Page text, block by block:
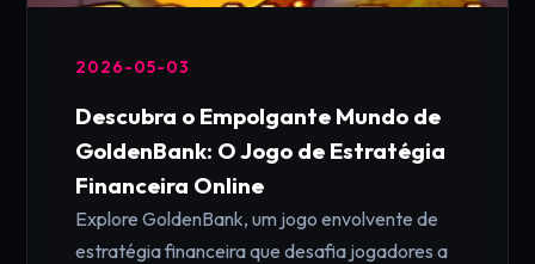
2026-05-03
Descubra o Empolgante Mundo de
GoldenBank: O Jogo de Estratégia
Financeira Online
Explore GoldenBank, um jogo envolvente de
estratégia financeira que desafia jogadores a